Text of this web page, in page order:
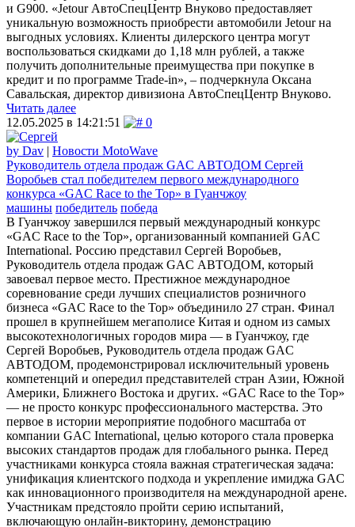
и G900. «Jetour АвтоСпецЦентр Внуково предоставляет
уникальную возможность приобрести автомобили Jetour на
выгодных условиях. Клиенты дилерского центра могут
воспользоваться скидками до 1,18 млн рублей, а также
получить дополнительные преимущества при покупке в
кредит и по программе Trade-in», – подчеркнула Оксана
Савальская, директор дивизиона АвтоСпецЦентр Внуково.
Читать далее
12.05.2025 в 14:21:51
0
by Dav | Новости MotoWave
Руководитель отдела продаж GAC АВТОДОМ Сергей
Воробьев стал победителем первого международного
конкурса «GAC Race to the Top» в Гуанчжоу
машины победитель победа
В Гуанчжоу завершился первый международный конкурс
«GAC Race to the Top», организованный компанией GAC
International. Россию представил Сергей Воробьев,
Руководитель отдела продаж GAC АВТОДОМ, который
завоевал первое место. Престижное международное
соревнование среди лучших специалистов розничного
бизнеса «GAC Race to the Top» объединило 27 стран. Финал
прошел в крупнейшем мегаполисе Китая и одном из самых
высокотехнологичных городов мира — в Гуанчжоу, где
Сергей Воробьев, Руководитель отдела продаж GAC
АВТОДОМ, продемонстрировал исключительный уровень
компетенций и опередил представителей стран Азии, Южной
Америки, Ближнего Востока и других. «GAC Race to the Top»
— не просто конкурс профессионального мастерства. Это
первое в истории мероприятие подобного масштаба от
компании GAC International, целью которого стала проверка
высоких стандартов продаж для глобального рынка. Перед
участниками конкурса стояла важная стратегическая задача:
унификация клиентского подхода и укрепление имиджа GAC
как инновационного производителя на международной арене.
Участникам предстояло пройти серию испытаний,
включающую онлайн-викторину, демонстрацию